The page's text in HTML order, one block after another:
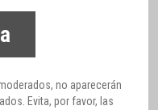
no aparecerán
Evita, por favor, las